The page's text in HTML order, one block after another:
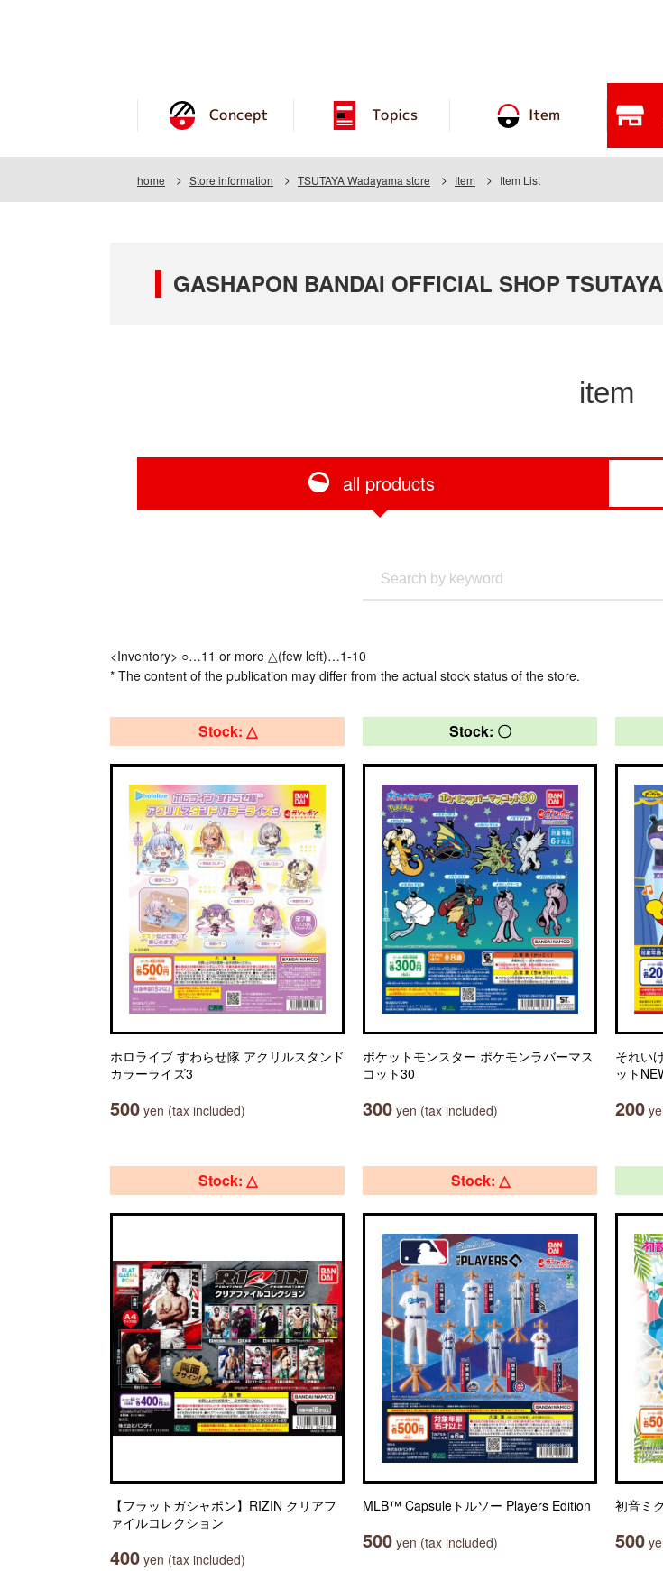
Concept Topics Item
home Store information TSUTAYA Wadayama store Item Item List
GASHAPON BANDAI OFFICIAL SHOP
item
all products
<Inventory> ○…11 or more △(few left)…1-10
* The content of the publication may differ from the actual stock status of the store.
Stock: △
ホロライブ すわらせ隊 アクリルスタンド
カラーライズ3
500 yen (tax included)
Stock: 〇
ポケットモンスター ポケモンラバーマス
コット30
300 yen (tax included)
それい
ット
200
Stock: △
【フラットガシャポン】RIZIN クリアフ
ァイルコレクション
400 yen (tax included)
Stock: △
MLB™ Capsuleトルソー Players Edition
500 yen (tax included)
初音ミ
500